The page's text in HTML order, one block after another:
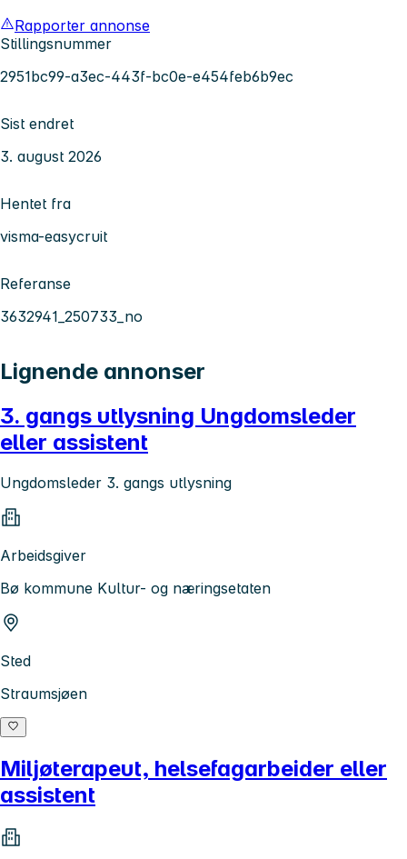
Rapporter annonse
Stillingsnummer
2951bc99-a3ec-443f-bc0e-e454feb6b9ec
Sist endret
3. august 2026
Hentet fra
visma-easycruit
Referanse
3632941_250733_no
Lignende annonser
3. gangs utlysning Ungdomsleder
eller assistent
Ungdomsleder 3. gangs utlysning
Arbeidsgiver
Bø kommune Kultur- og næringsetaten
Sted
Straumsjøen
Miljøterapeut, helsefagarbeider eller
assistent